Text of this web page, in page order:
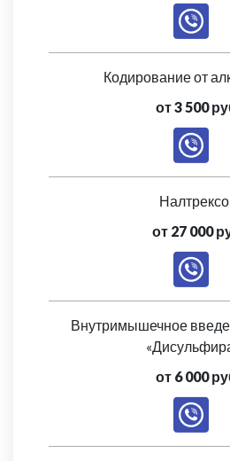
Кодирование от
от 3 500
от 27 000
Внутримышечное
от 6 000